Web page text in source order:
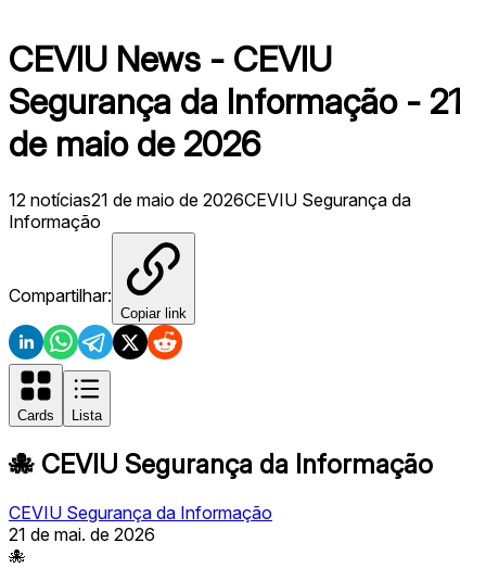
CEVIU News - CEVIU
Segurança da Informação - 21
de maio de 2026
12 notícias21 de maio de 2026CEVIU Segurança da
Informação
Compartilhar:
Copiar link
Cards Lista
🐙 CEVIU Segurança da Informação
CEVIU Segurança da Informação
21 de mai. de 2026
🐙